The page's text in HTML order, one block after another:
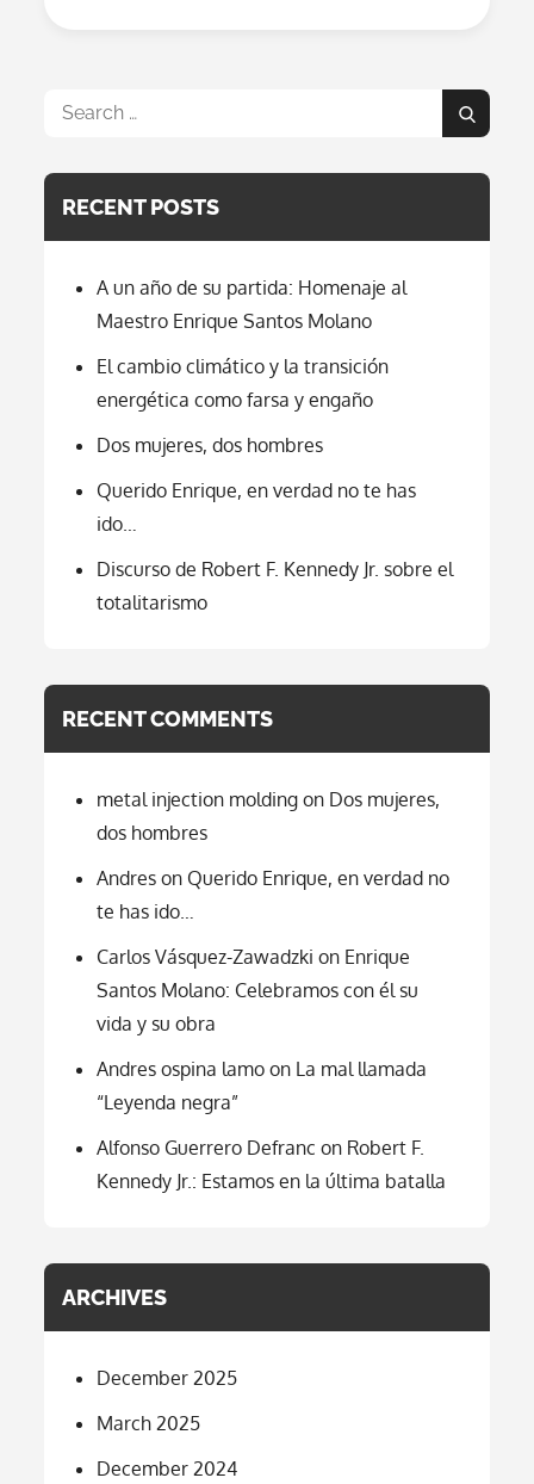
El
Previene
Una
Enfermedad
Grave”.
Search
Search
RECENT POSTS
A un año de su partida: Homenaje al
Maestro Enrique Santos Molano
El cambio climático y la transición
energética como farsa y engaño
Dos mujeres, dos hombres
Querido Enrique, en verdad no te has
ido…
Discurso de Robert F. Kennedy Jr. sobre el
totalitarismo
RECENT COMMENTS
metal injection molding on Dos mujeres,
dos hombres
Andres on Querido Enrique, en verdad no
te has ido…
Carlos Vásquez-Zawadzki on Enrique
Santos Molano: Celebramos con él su
vida y su obra
Andres ospina lamo on La mal llamada
“Leyenda negra”
Alfonso Guerrero Defranc on Robert F.
Kennedy Jr.: Estamos en la última batalla
ARCHIVES
December 2025
March 2025
December 2024